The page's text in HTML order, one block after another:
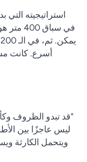
استراتيجيته
"قد تبدو الظروف
ليس عاجزًا بين
ويتحمل الكارثة